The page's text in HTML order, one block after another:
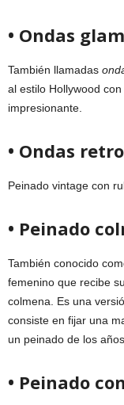
• Ondas
También llamadas
al estilo Hollywood
impresionante.
• Ondas retro
Peinado vintage con
• Peinado
También conocido
femenino que recibe
colmena. Es una
consiste en fijar una
un peinado de los
• Peinado